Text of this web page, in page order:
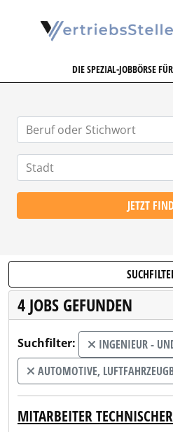
DIE SPEZIAL-JOBBÖRSE
JETZT
4 JOBS GEFUNDEN
Suchfilter:
INGENIEUR -
AUTOMOTIVE,
MITARBEITER